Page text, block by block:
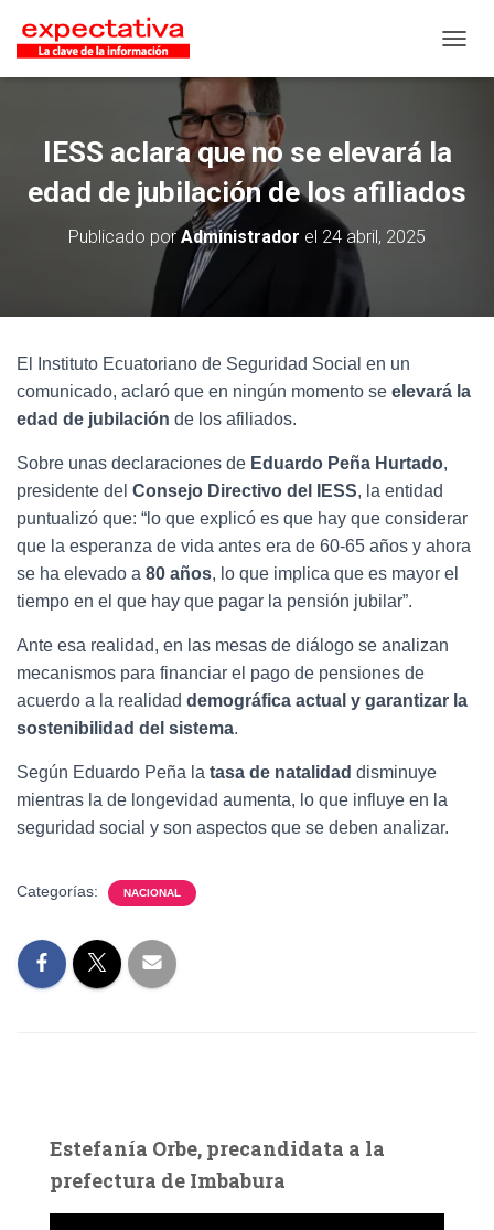
IESS aclara que no se elevará la
edad de jubilación de los afiliados
Publicado porAdministrador el 24 abril, 2025
El Instituto Ecuatoriano de Seguridad Social en un
comunicado, aclaró que en ningún momento se elevará la
edad de jubilación de los afiliados.
Sobre unas declaraciones de Eduardo Peña Hurtado,
presidente del Consejo Directivo del IESS, la entidad
puntualizó que: “lo que explicó es que hay que considerar
que la esperanza de vida antes era de 60-65 años y ahora
se ha elevado a 80 años, lo que implica que es mayor el
tiempo en el que hay que pagar la pensión jubilar”.
Ante esa realidad, en las mesas de diálogo se analizan
mecanismos para financiar el pago de pensiones de
acuerdo a la realidad demográfica actual y garantizar la
sostenibilidad del sistema.
Según Eduardo Peña la tasa de natalidad disminuye
mientras la de longevidad aumenta, lo que influye en la
seguridad social y son aspectos que se deben analizar.
Categorías: NACIONAL
Estefanía Orbe, precandidata a la
prefectura de Imbabura